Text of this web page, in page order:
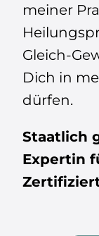
meiner
Gleich-
Dich in
dürfen.
Staatlich
Expertin